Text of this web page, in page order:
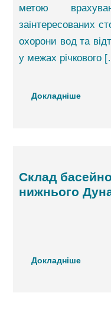
метою
заінтересованих
охорони вод та
у межах річкового
Докладніше
Склад
нижнього
Докладніше